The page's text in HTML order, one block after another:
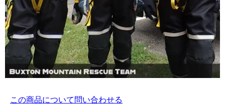
この商品について問い合わせる